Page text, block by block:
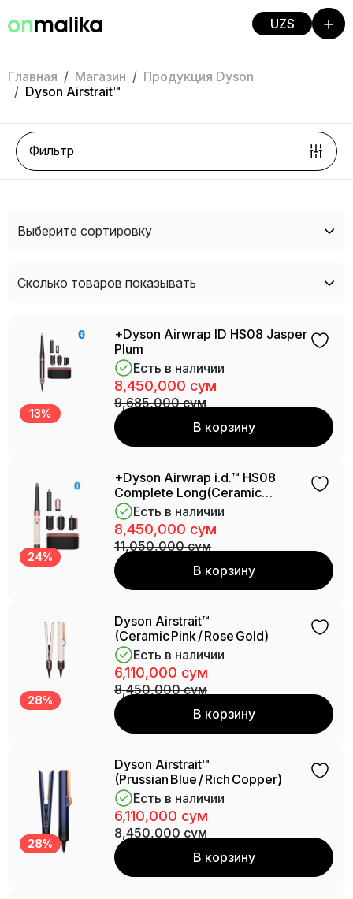
UZS
Главная Магазин
Продукция Dyson
Dyson Airstrait™
Фильтр
Выберите сортировку
Сколько товаров показывать
13%
+Dyson Airwrap ID HS08 Jasper
Plum
Есть в наличии
8,450,000 сум
9,685,000 сум
В корзину
24%
+Dyson Airwrap i.d.™ HS08
Complete Long(Ceramic
Pink/Rose Gold)
Есть в наличии
8,450,000 сум
11,050,000 сум
В корзину
28%
Dyson Airstrait™
(Ceramic Pink / Rose Gold)
Есть в наличии
6,110,000 сум
8,450,000 сум
В корзину
28%
Dyson Airstrait™
(Prussian Blue / Rich Copper)
Есть в наличии
6,110,000 сум
8,450,000 сум
В корзину